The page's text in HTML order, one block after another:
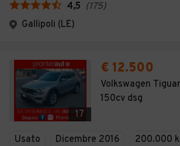
4,5 (175)
Gallipoli (LE)
17
€ 12.500
Volkswagen
150cv dsg
Usato Dicembre 2016
200.000